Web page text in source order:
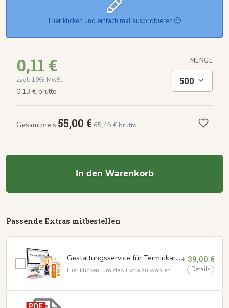
Hier klicken und einfach mal ausprobieren
0,11 €
zzgl. 19% MwSt.
0,13 € brutto
MENGE
500
Gesamtpreis:55,00 € 65,45 € brutto
In den Warenkorb
Passende Extras mitbestellen
Gestaltungsservice für Terminkarten
Hier klicken, um das Extra zu wählen
+ 39,00 €
Details